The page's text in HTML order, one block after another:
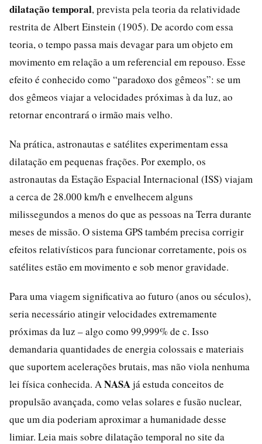
dilatação temporal, prevista pela teoria da relatividade
restrita de Albert Einstein (1905). De acordo com essa
teoria, o tempo passa mais devagar para um objeto em
movimento em relação a um referencial em repouso. Esse
efeito é conhecido como “paradoxo dos gêmeos”: se um
dos gêmeos viajar a velocidades próximas à da luz, ao
retornar encontrará o irmão mais velho.
Na prática, astronautas e satélites experimentam essa
dilatação em pequenas frações. Por exemplo, os
astronautas da Estação Espacial Internacional (ISS) viajam
a cerca de 28.000 km/h e envelhecem alguns
milissegundos a menos do que as pessoas na Terra durante
meses de missão. O sistema GPS também precisa corrigir
efeitos relativísticos para funcionar corretamente, pois os
satélites estão em movimento e sob menor gravidade.
Para uma viagem significativa ao futuro (anos ou séculos),
seria necessário atingir velocidades extremamente
próximas da luz – algo como 99,999% de c. Isso
demandaria quantidades de energia colossais e materiais
que suportem acelerações brutais, mas não viola nenhuma
lei física conhecida. A NASAjá estuda conceitos de
propulsão avançada, como velas solares e fusão nuclear,
que um dia poderiam aproximar a humanidade desse
limiar. Leia mais sobre dilatação temporal no site da